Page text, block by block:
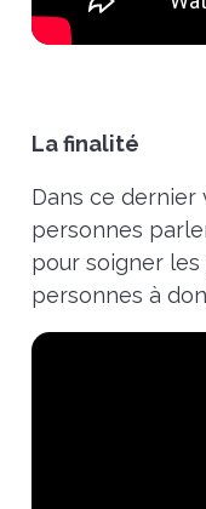
La finalité
Dans ce
personnes
pour soigner
personnes à